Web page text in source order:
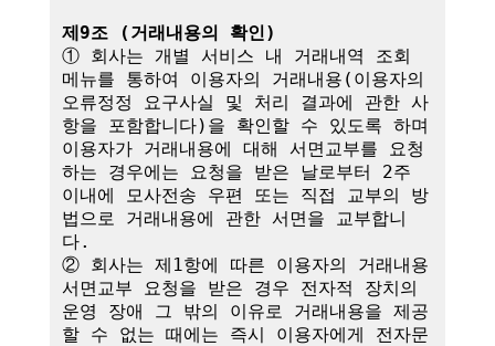
제9조 (거래내용의 확인)
① 회사는 개별 서비스 내 거래내역 조회
메뉴를 통하여 이용자의 거래내용(이용자의
오류정정 요구사실 및 처리 결과에 관한 사
항을 포함합니다)을 확인할 수 있도록 하며
이용자가 거래내용에 대해 서면교부를 요청
하는 경우에는 요청을 받은 날로부터 2주
이내에 모사전송 우편 또는 직접 교부의 방
법으로 거래내용에 관한 서면을 교부합니
다.
② 회사는 제1항에 따른 이용자의 거래내용
서면교부 요청을 받은 경우 전자적 장치의
운영 장애 그 밖의 이유로 거래내용을 제공
할 수 없는 때에는 즉시 이용자에게 전자문